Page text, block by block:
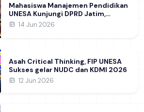
Mahasiswa Manajemen Pendidikan
UNESA Kunjungi DPRD Jatim,
Perdalam Pemahaman Kebijakan
14 Jun 2026
Asah Critical Thinking, FIP UNESA
Sukses gelar NUDC dan KDMI 2026
12 Jun 2026